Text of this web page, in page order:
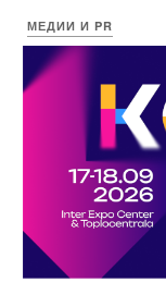
МЕДИИ И PR